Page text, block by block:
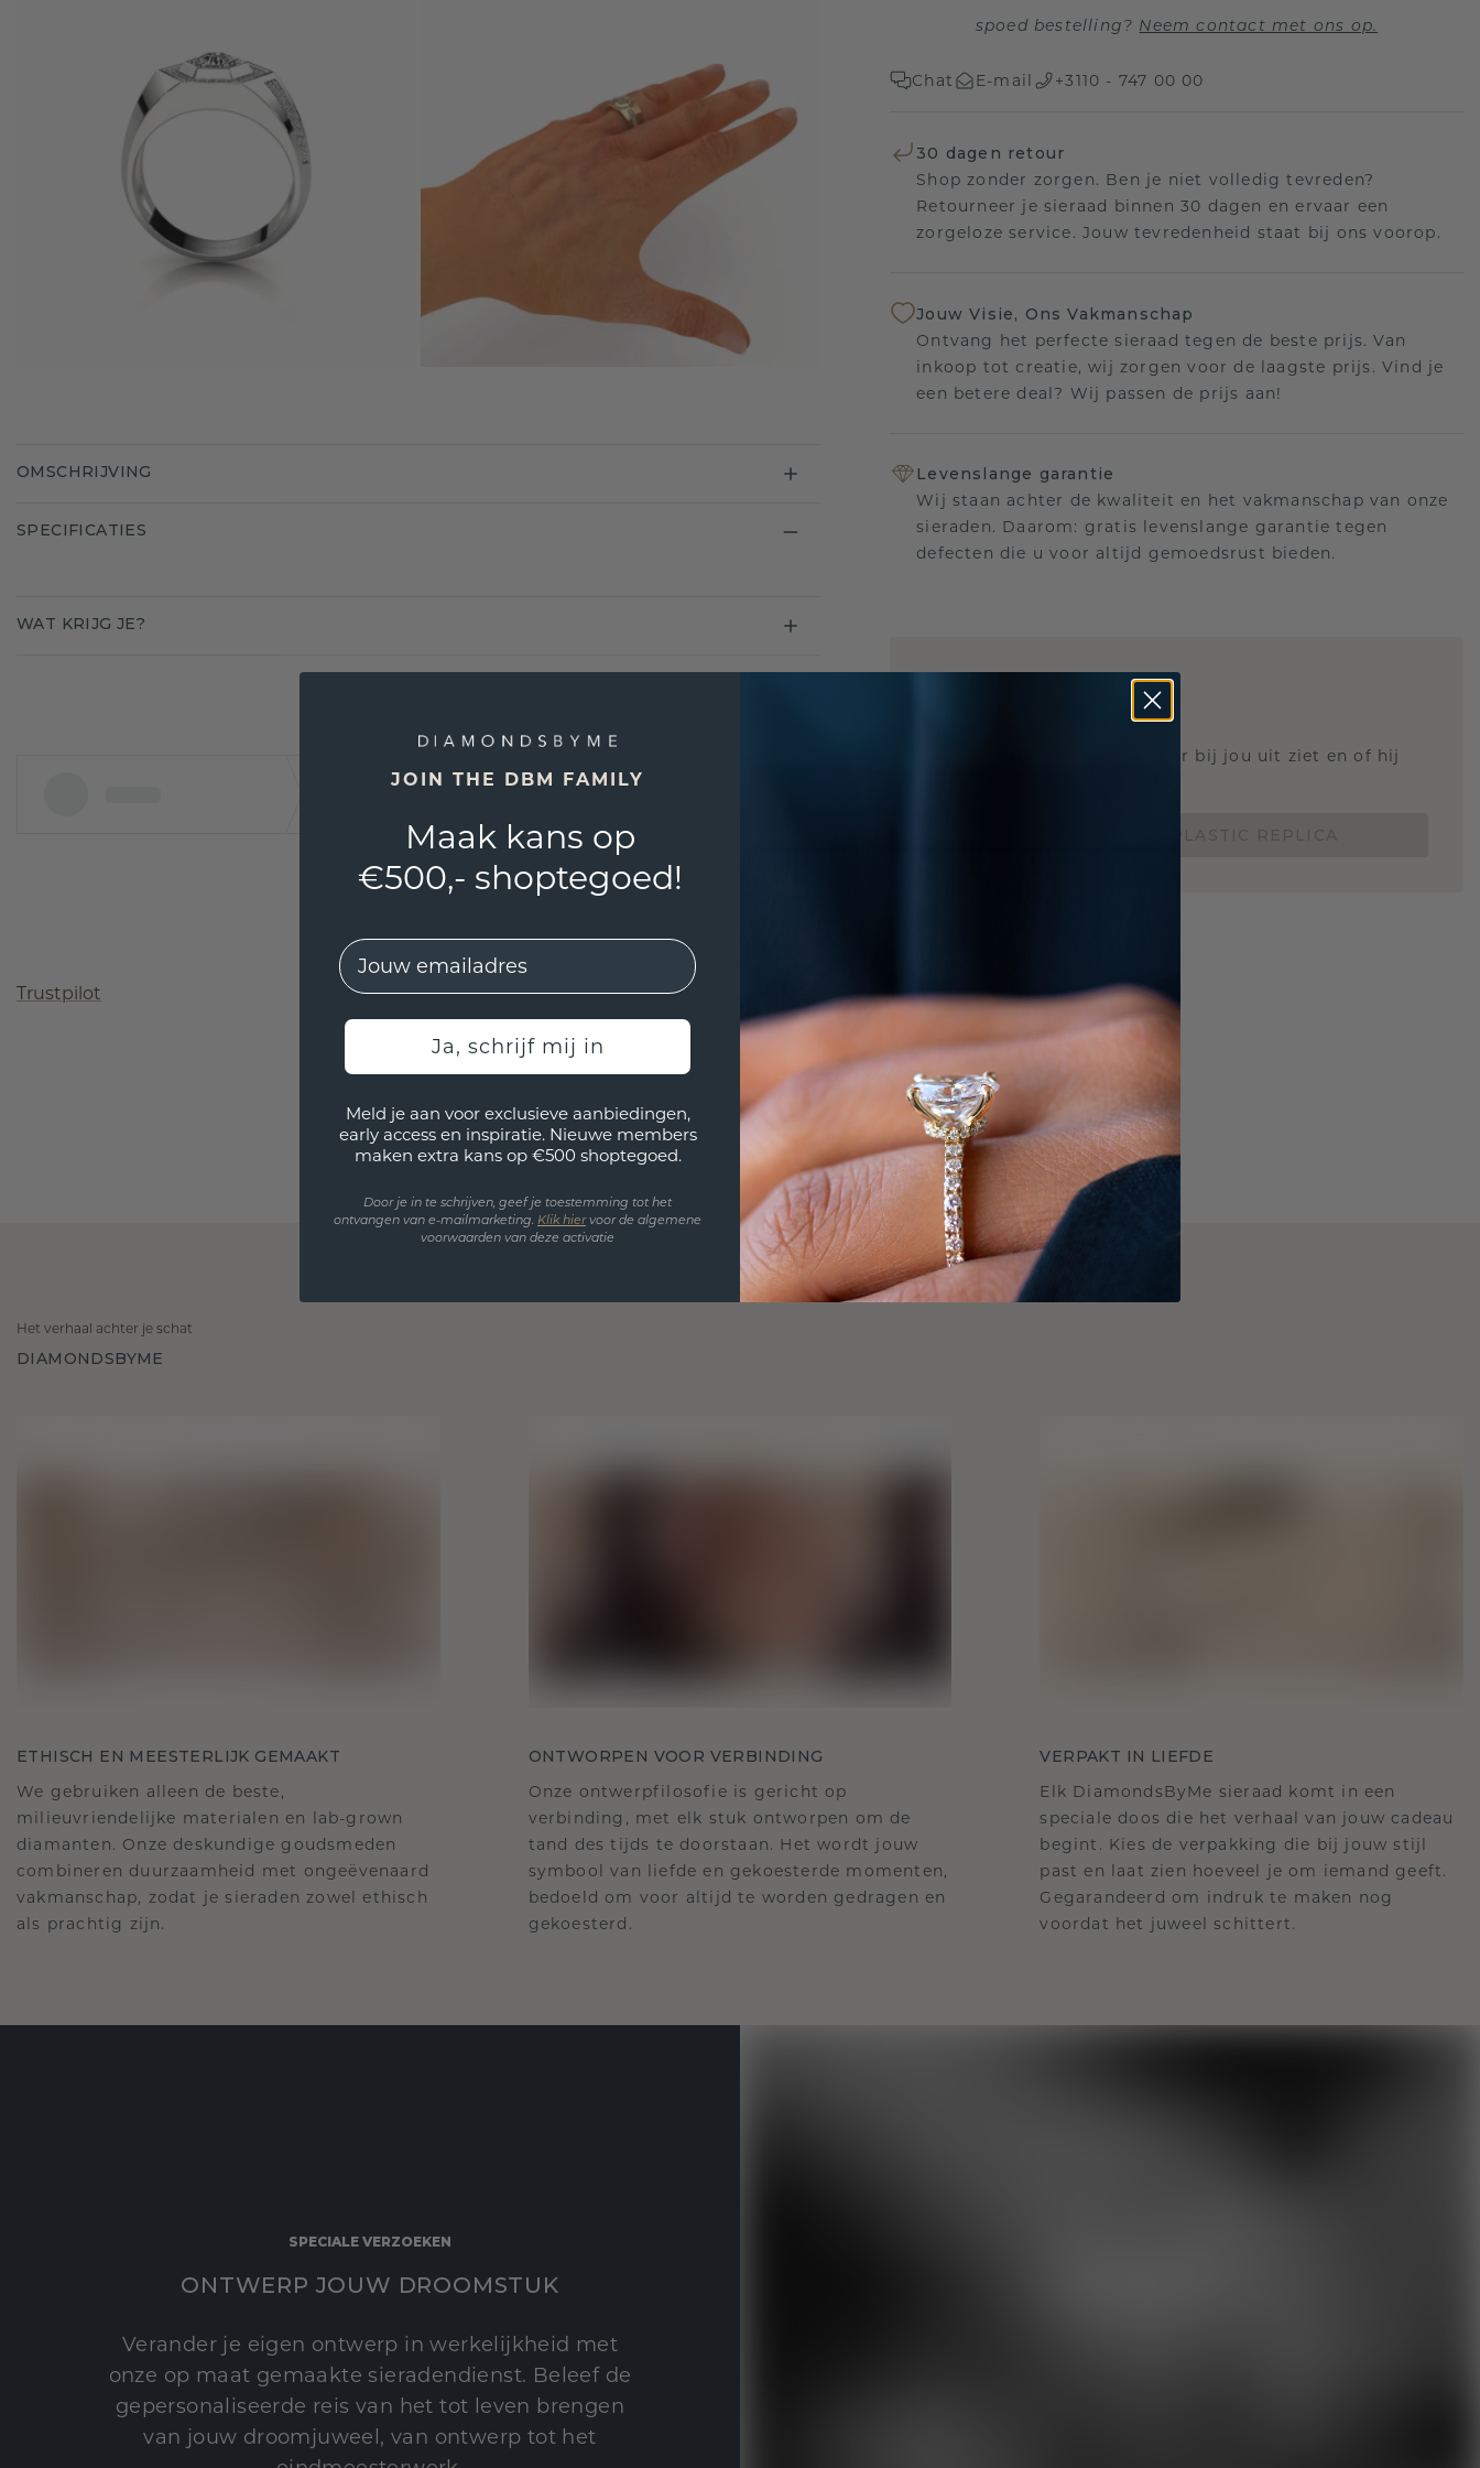
spoed bestelling? Neem contact met ons op.
Chat E-mail +3110 - 747 00 00
30 dagen retour
Shop zonder zorgen. Ben je niet volledig tevreden?
Retourneer je sieraad binnen 30 dagen en ervaar een
zorgeloze service. Jouw tevredenheid staat bij ons voorop.
Jouw Visie, Ons Vakmanschap
Ontvang het perfecte sieraad tegen de beste prijs. Van
inkoop tot creatie, wij zorgen voor de laagste prijs. Vind je
een betere deal? Wij passen de prijs aan!
Levenslange garantie
Wij staan achter de kwaliteit en het vakmanschap van onze
sieraden. Daarom: gratis levenslange garantie tegen
defecten die u voor altijd gemoedsrust bieden.
Wil jij weten hoe deze ring er bij jou uit ziet en of hij
OMSCHRIJVING
SPECIFICATIES
WAT KRIJG JE?
Trustpilot
Het verhaal achter je schat
DIAMONDSBYME
ETHISCH EN MEESTERLIJK GEMAAKT
We gebruiken alleen de beste,
milieuvriendelijke materialen en lab-grown
diamanten. Onze deskundige goudsmeden
combineren duurzaamheid met ongeëvenaard
vakmanschap, zodat je sieraden zowel ethisch
als prachtig zijn.
ONTWORPEN VOOR VERBINDING
Onze ontwerpfilosofie is gericht op
verbinding, met elk stuk ontworpen om de
tand des tijds te doorstaan. Het wordt jouw
symbool van liefde en gekoesterde momenten,
bedoeld om voor altijd te worden gedragen en
gekoesterd.
VERPAKT IN LIEFDE
Elk DiamondsByMe sieraad komt in een
speciale doos die het verhaal van jouw cadeau
begint. Kies de verpakking die bij jouw stijl
past en laat zien hoeveel je om iemand geeft.
Gegarandeerd om indruk te maken nog
voordat het juweel schittert.
SPECIALE VERZOEKEN
ONTWERP JOUW DROOMSTUK
Verander je eigen ontwerp in werkelijkheid met
onze op maat gemaakte sieradendienst. Beleef de
gepersonaliseerde reis van het tot leven brengen
van jouw droomjuweel, van ontwerp tot het
JOIN THE DBM FAMILY
Maak kans op
€500,- shoptegoed!
EMail
Ja, schrijf mij in
Meld je aan voor exclusieve aanbiedingen,
early access en inspiratie. Nieuwe members
maken extra kans op €500 shoptegoed.
Door je in te schrijven, geef je toestemming tot het
ontvangen van e-mailmarketing. Klik hiervoor de algemene
voorwaarden van deze activatie